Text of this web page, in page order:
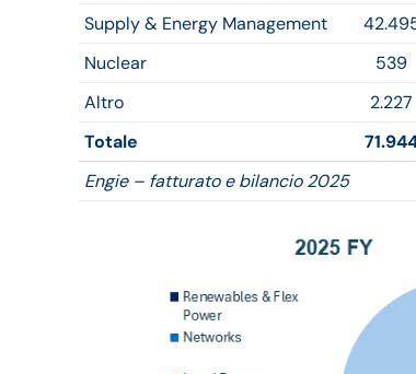
Supply & Energy Management
Nuclear
539
Altro
2.227
Totale
Engie – fatturato e bilancio 2025